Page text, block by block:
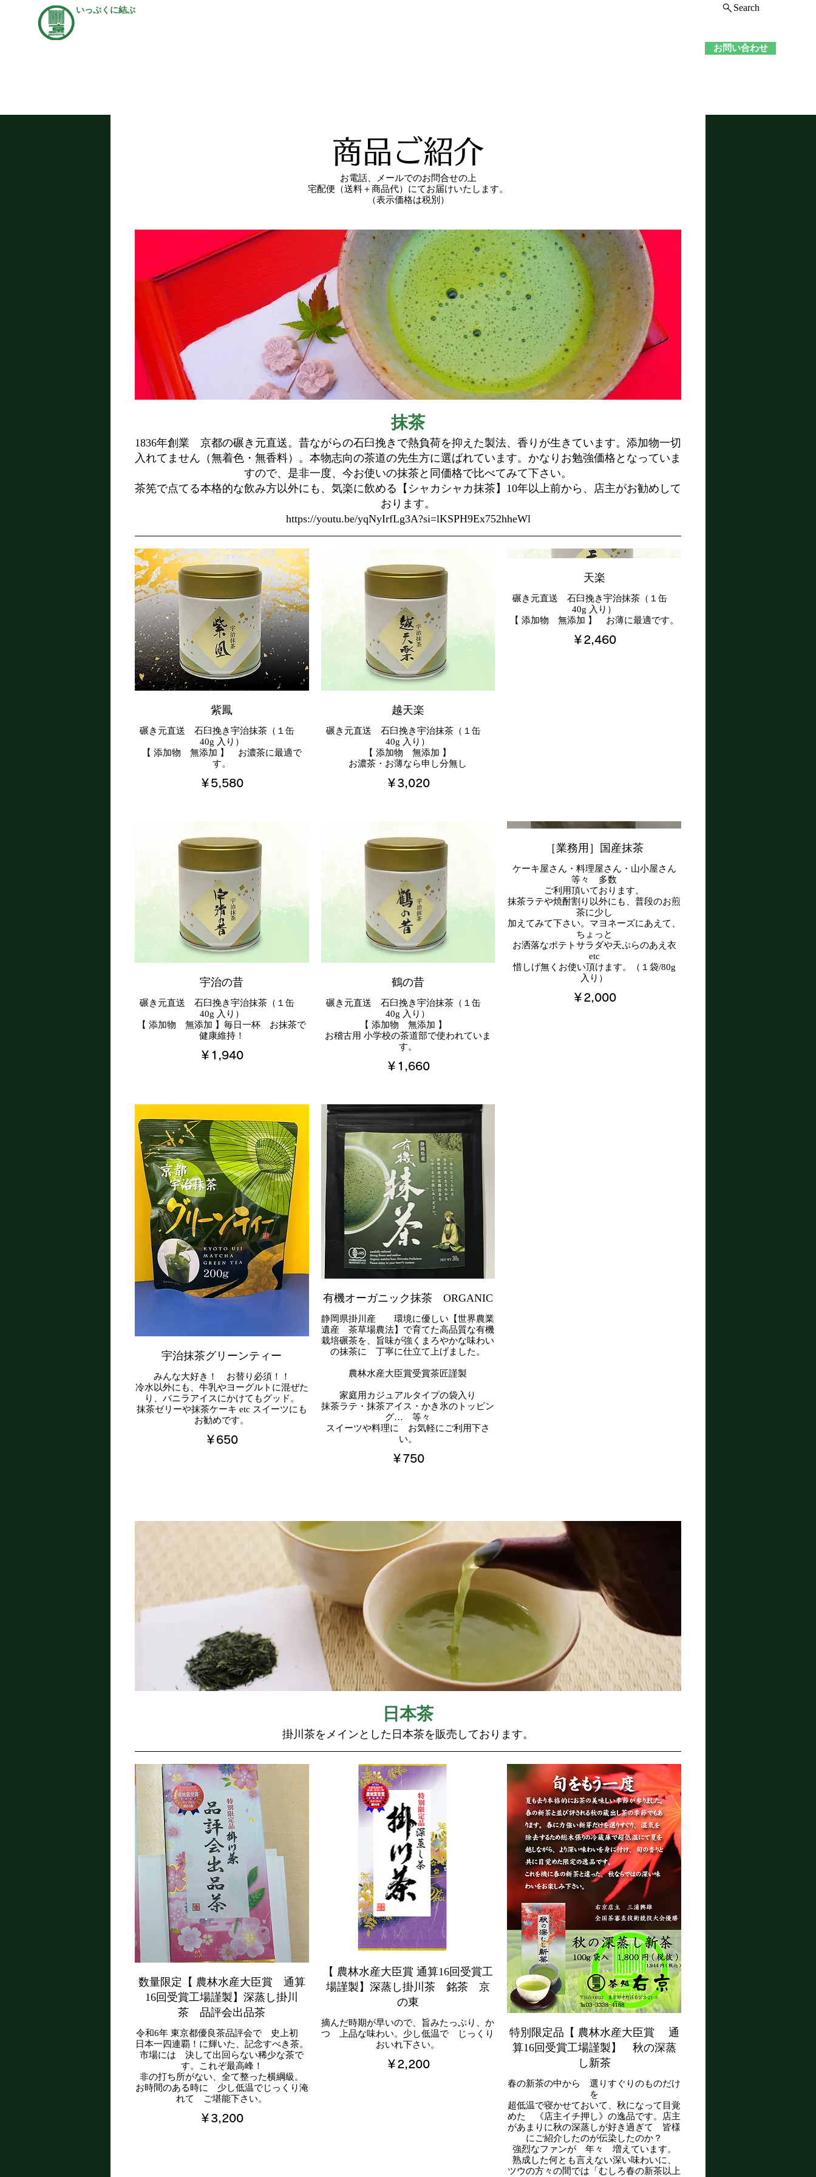
いっぷくに結ぶ Search
お問い合わせ
商品ご紹介
お電話、メールでのお問合せの上
宅配便（送料＋商品代）にてお届けいたします。
（表示価格は税別）
抹茶
1836年創業 京都の碾き元直送。昔ながらの石臼挽きで熱負荷を抑えた製法、香りが生きています。添加物一切
入れてません（無着色・無香料）。本物志向の茶道の先生方に選ばれています。かなりお勉強価格となっていま
すので、是非一度、今お使いの抹茶と同価格で比べてみて下さい。
茶筅で点てる本格的な飲み方以外にも、気楽に飲める【シャカシャカ抹茶】10年以上前から、店主がお勧めして
おります。
https://youtu.be/yqNyIrfLg3A?si=lKSPH9Ex752hheWl
紫鳳
碾き元直送 石臼挽き宇治抹茶（１缶
40g 入り）
【 添加物 無添加 】 お濃茶に最適で
￥5,580
越天楽
碾き元直送 石臼挽き宇治抹茶（１缶
40g 入り）
【 添加物 無添加 】
￥3,020
天楽
碾き元直送 石臼挽き宇治抹茶（１缶
40g 入り）
￥2,460
宇治の昔
碾き元直送 石臼挽き宇治抹茶（１缶
40g 入り）
【 添加物 無添加 】毎日一杯 お抹茶で
健康維持！
￥1,940
鶴の昔
碾き元直送 石臼挽き宇治抹茶（１缶
40g 入り）
【 添加物 無添加 】
お稽古用 小学校の茶道部で使われていま
す。
￥1,660
［業務用］国産抹茶
ケーキ屋さん・料理屋さん・山小屋さん
等々 多数
ご利用頂いております。
抹茶ラテや焼酎割り以外にも、普段のお煎
茶に少し
加えてみて下さい。マヨネーズにあえて、
ちょっと
お洒落なポテトサラダや天ぷらのあえ衣
etc
惜しげ無くお使い頂けます。（１袋/80g
入り）
￥2,000
宇治抹茶グリーンティー
みんな大好き！ お替り必須！！
冷水以外にも、牛乳やヨーグルトに混ぜた
り、バニラアイスにかけてもグッド。
抹茶ゼリーや抹茶ケーキ etc スイーツにも
お勧めです。
￥650
有機オーガニック抹茶 ORGANIC
静岡県掛川産 環境に優しい【世界農業
遺産 茶草場農法】で育てた高品質な有機
栽培碾茶を、旨味が強くまろやかな味わい
の抹茶に 丁寧に仕立て上げました。
農林水産大臣賞受賞茶匠謹製
家庭用カジュアルタイプの袋入り
抹茶ラテ・抹茶アイス・かき氷のトッピン
グ… 等々
スイーツや料理に お気軽にご利用下さ
い。
￥750
日本茶
掛川茶をメインとした日本茶を販売しております。
数量限定【 農林水産大臣賞 通算
16回受賞工場謹製】深蒸し掛川
茶 品評会出品茶
令和6年 東京都優良茶品評会で 史上初
日本一四連覇！に輝いた、記念すべき茶。
市場には 決して出回らない稀少な茶で
す。これぞ最高峰！
非の打ち所がない、全て整った横綱級。
お時間のある時に 少し低温でじっくり淹
れて ご堪能下さい。
￥3,200
【 農林水産大臣賞 通算16回受賞工
場謹製】深蒸し掛川茶 銘茶 京
の東
摘んだ時期が早いので、旨みたっぷり、か
つ 上品な味わい。少し低温で じっくり
おいれ下さい。
￥2,200
特別限定品【 農林水産大臣賞 通
算16回受賞工場謹製】 秋の深蒸
し新茶
春の新茶の中から 選りすぐりのものだけ
を
超低温で寝かせておいて、秋になって目覚
めた 《店主イチ押し》の逸品です。店主
があまりに秋の深蒸しが好き過ぎて 皆様
にご紹介したのが伝染したのか？
強烈なファンが 年々 増えています。
熟成した何とも言えない深い味わいに、
ツウの方々の間では「むしろ春の新茶以上